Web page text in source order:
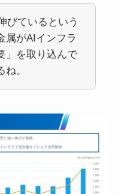
びているという
属がAIインフラ
」を取り込んで
。